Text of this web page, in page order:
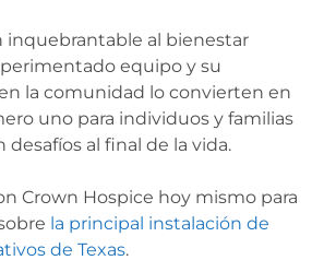
inquebrantable al bienestar
equipo y su
la comunidad lo convierten en
uno para individuos y familias
al final de la vida.
Crown Hospice hoy mismo para
la principal instalación de
de Texas.